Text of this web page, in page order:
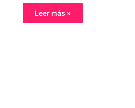
Leer más »